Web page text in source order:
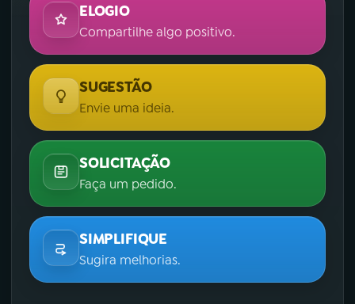
ELOGIO
Compartilhe algo positivo.
SUGESTÃO
Envie uma ideia.
SOLICITAÇÃO
Faça um pedido.
SIMPLIFIQUE
Sugira melhorias.